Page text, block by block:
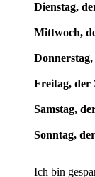
Dienstag,
Mittwoch,
Freitag, der
Samstag,
Sonntag,
Ich bin